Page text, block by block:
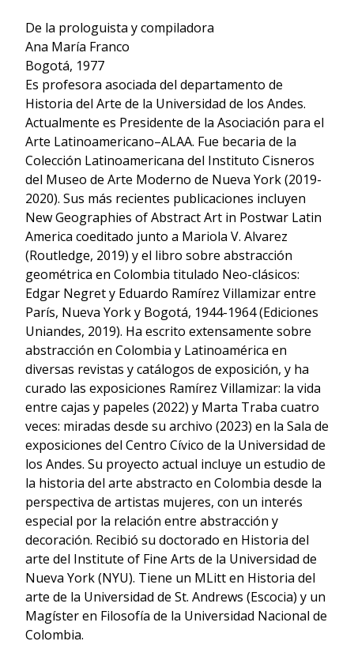
De la prologuista y compiladora
Ana María Franco
Bogotá, 1977
Es profesora asociada del departamento de
Historia del Arte de la Universidad de los Andes.
Actualmente es Presidente de la Asociación para el
Arte Latinoamericano–ALAA. Fue becaria de la
Colección Latinoamericana del Instituto Cisneros
del Museo de Arte Moderno de Nueva York (2019-
2020). Sus más recientes publicaciones incluyen
New Geographies of Abstract Art in Postwar Latin
America coeditado junto a Mariola V. Alvarez
(Routledge, 2019) y el libro sobre abstracción
geométrica en Colombia titulado Neo-clásicos:
Edgar Negret y Eduardo Ramírez Villamizar entre
París, Nueva York y Bogotá, 1944-1964 (Ediciones
Uniandes, 2019). Ha escrito extensamente sobre
abstracción en Colombia y Latinoamérica en
diversas revistas y catálogos de exposición, y ha
curado las exposiciones Ramírez Villamizar: la vida
entre cajas y papeles (2022) y Marta Traba cuatro
veces: miradas desde su archivo (2023) en la Sala de
exposiciones del Centro Cívico de la Universidad de
los Andes. Su proyecto actual incluye un estudio de
la historia del arte abstracto en Colombia desde la
perspectiva de artistas mujeres, con un interés
especial por la relación entre abstracción y
decoración. Recibió su doctorado en Historia del
arte del Institute of Fine Arts de la Universidad de
Nueva York (NYU). Tiene un MLitt en Historia del
arte de la Universidad de St. Andrews (Escocia) y un
Magíster en Filosofía de la Universidad Nacional de
Colombia.